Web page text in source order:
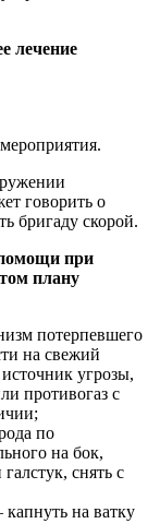
лечение
говорить о
бригаду скорой.
помощи при
плану
потерпевшего
на свежий
угрозы,
противогаз с
по
на бок,
снять с
на ватку